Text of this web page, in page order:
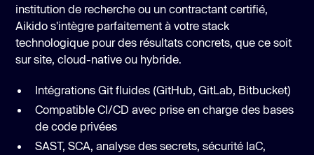
institution de recherche ou un contractant certifié,
Aikido s'intègre parfaitement àvotre stack
technologique pour des résultats concrets, que ce soit
sur site, cloud-native ou hybride.
Intégrations Git fluides (GitHub, GitLab, Bitbucket)
Compatible CI/CD avec prise en charge des bases
de code privées
SAST, SCA, analyse des secrets, sécurité IaC,